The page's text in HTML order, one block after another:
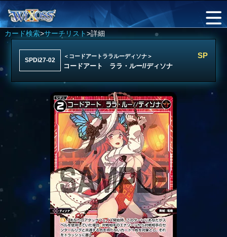
カード検索>サーチリスト>詳細
SPDi27-02
＜コードアートララルーディソナ＞
コードアート ララ・ルー//ディソナ
SP